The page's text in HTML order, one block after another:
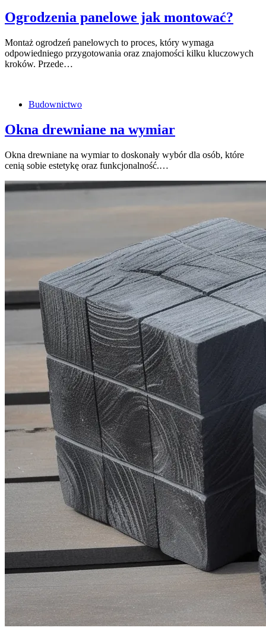
Ogrodzenia panelowe jak montować?
Montaż ogrodzeń panelowych to proces, który wymaga
odpowiedniego przygotowania oraz znajomości kilku kluczowych
kroków. Przede…
Budownictwo
Okna drewniane na wymiar
Okna drewniane na wymiar to doskonały wybór dla osób, które
cenią sobie estetykę oraz funkcjonalność.…